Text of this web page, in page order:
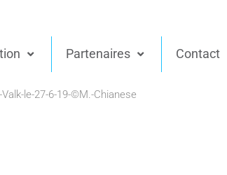
Partenaires Contact
le-27-6-19-©M.-Chianese